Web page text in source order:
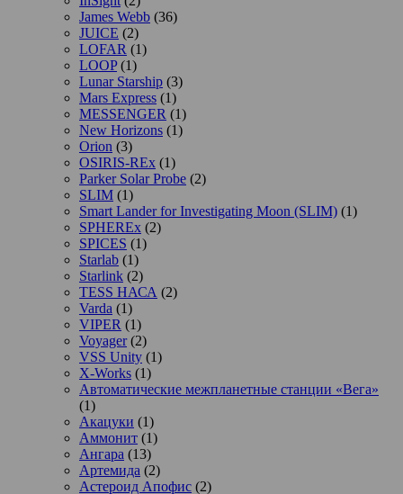
James Webb (36)
JUICE (2)
LOFAR (1)
LOOP(1)
Lunar Starship (3)
Mars Express (1)
MESSENGER (1)
New Horizons (1)
Orion (3)
OSIRIS-REx (1)
Parker Solar Probe (2)
SLIM (1)
Smart Lander for Investigating Moon (SLIM) (1)
SPHEREx (2)
SPICES (1)
Starlab (1)
Starlink (2)
TESS НАСА (2)
Varda (1)
VIPER (1)
Voyager(2)
VSS Unity (1)
X-Works (1)
Автоматические межпланетные станции «Вега»
(1)
Акацуки (1)
Аммонит (1)
Ангара (13)
Артемида (2)
Астероид Апофис (2)